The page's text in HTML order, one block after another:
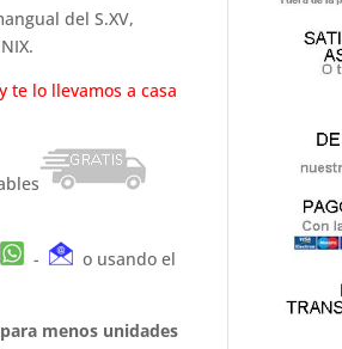
del S.XV,
te lo llevamos a casa
-
o usando el
menos unidades